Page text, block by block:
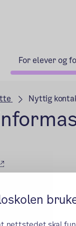
For elever og
Nyttig
(ekstern lenke)
lenke)